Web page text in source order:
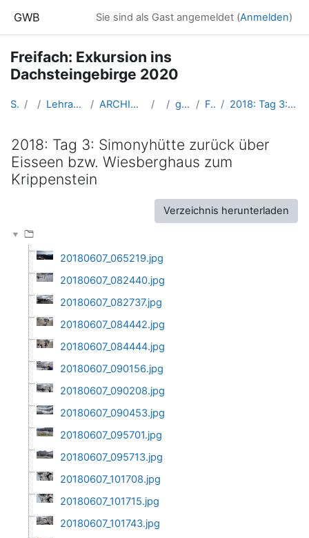
GWB Sie sind als Gast angemeldet (Anmelden)
Freifach: Exkursion ins
Dachsteingebirge 2020
Startseite Kurse Lehramtsausbildung GW im Cluster Österreich Mitte ARCHIV - Lehrveranstaltungen am Standort Linz - seit 2016 SS_2020 gw_exDachstein_2020ss Fotodokumentation 2018: Tag 3: Simonyhütte zurück über Eisseen bzw. Wiesberghaus zum Krippenstein
2018: Tag 3: Simonyhütte zurück über
Eisseen bzw. Wiesberghaus zum
Krippenstein
Verzeichnis herunterladen
20180607_065219.jpg
20180607_082440.jpg
20180607_082737.jpg
20180607_084442.jpg
20180607_084444.jpg
20180607_090156.jpg
20180607_090208.jpg
20180607_090453.jpg
20180607_095701.jpg
20180607_095713.jpg
20180607_101708.jpg
20180607_101715.jpg
20180607_101743.jpg